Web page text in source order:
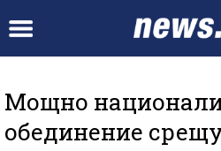
Мощно
обединение